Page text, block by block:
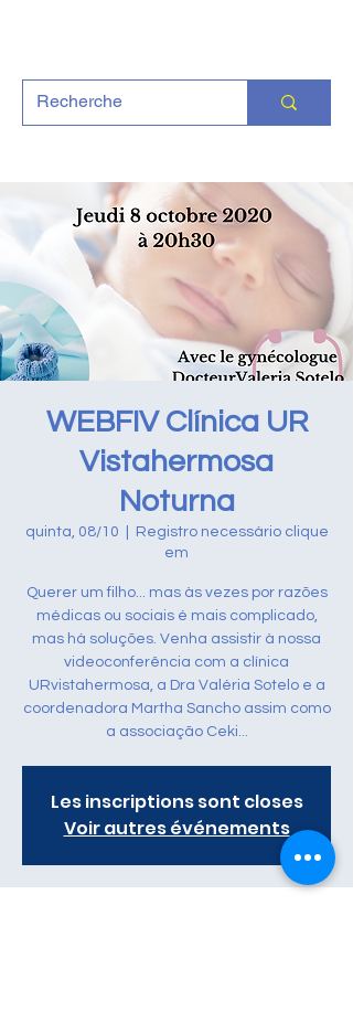
WEBFIV Clínica UR
Vistahermosa
Noturna
quinta, 08/10
Registro necessário clique
em
Querer um filho... mas às vezes por razões
médicas ou sociais é mais complicado,
mas há soluções. Venha assistir à nossa
videoconferência com a clínica
URvistahermosa, a Dra Valéria Sotelo e a
coordenadora Martha Sancho assim como
a associação Ceki...
Les inscriptions sont closes
Voir autres événements